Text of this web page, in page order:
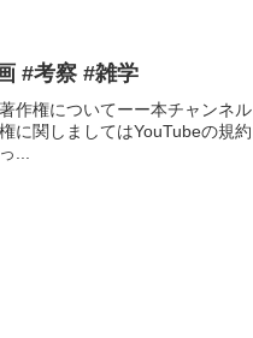
#考察 #雑学
作権についてーー本チャンネル
に関しましてはYouTubeの規約
...